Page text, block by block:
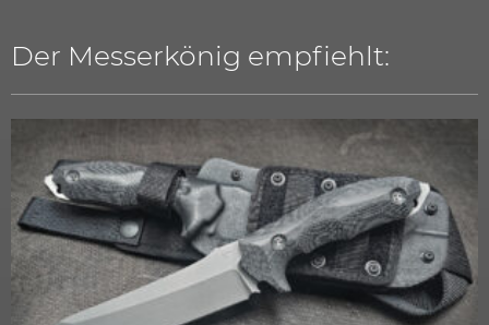
Der Messerkönig empfiehlt: